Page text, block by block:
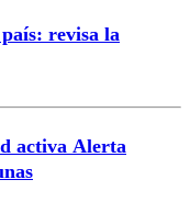
revisa la
activa Alerta